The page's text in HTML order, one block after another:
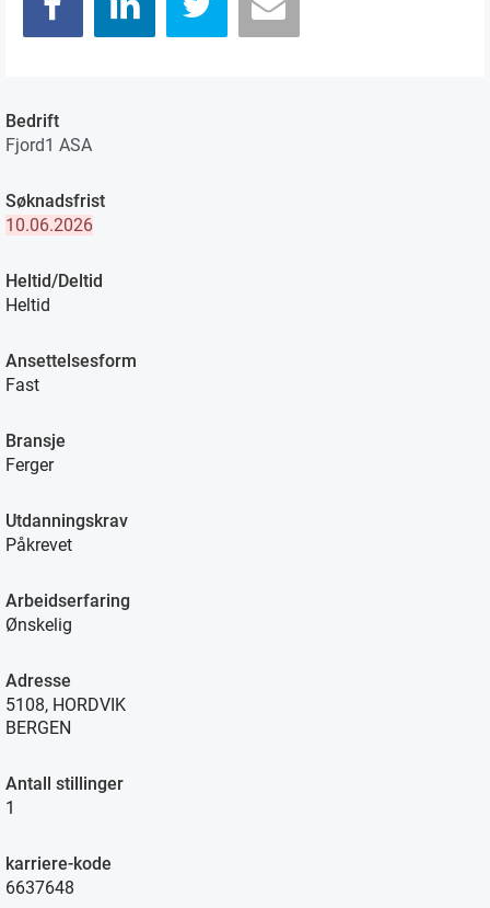
Bedrift
Fjord1 ASA
Søknadsfrist
10.06.2026
Heltid/Deltid
Heltid
Ansettelsesform
Fast
Bransje
Ferger
Utdanningskrav
Påkrevet
Arbeidserfaring
Ønskelig
Adresse
5108, HORDVIK
BERGEN
Antall stillinger
1
karriere-kode
6637648